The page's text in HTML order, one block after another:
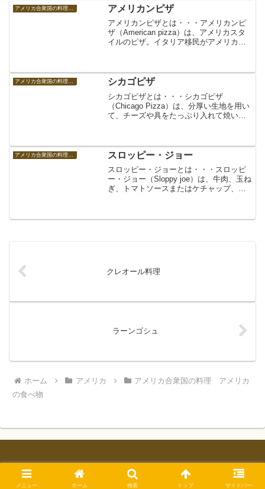
加州巻...
アメリカンピザ
アメリカンピザとは・・・アメリカンピ
ザ（American pizza）は、アメリカスタ
イルのピザ。イタリア移民がアメリカに
に、大きく...
アメリカ合衆国の料理 アメリカの食べ物 シカゴピザ
シカゴピザとは・・・シカゴピザ
（Chicago Pizza）は、分厚い生地を用い
て、チーズや具をたっぷり入れて焼いた
スロッピー・ジョー
スロッピー・ジョーとは・・・スロッピ
ー・ジョー（Sloppy joe）は、牛肉、玉ね
ぎ、トマトソースまたはケチャップ、ウ
けされたバーガーをバンズで挟んだも
クレオール料理
ラーンゴシュ
ホーム アメリカ
アメリカ合衆国の料理 アメリカ
の食べ物
© 2025 世界の食べ物用語辞典. All Rights Reserved.
メニュー ホーム 検索 トップ サイドバー